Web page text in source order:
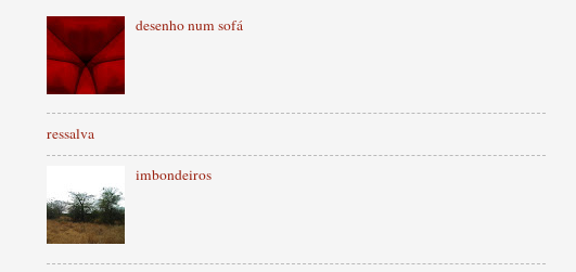
desenho num sofá
ressalva
imbondeiros